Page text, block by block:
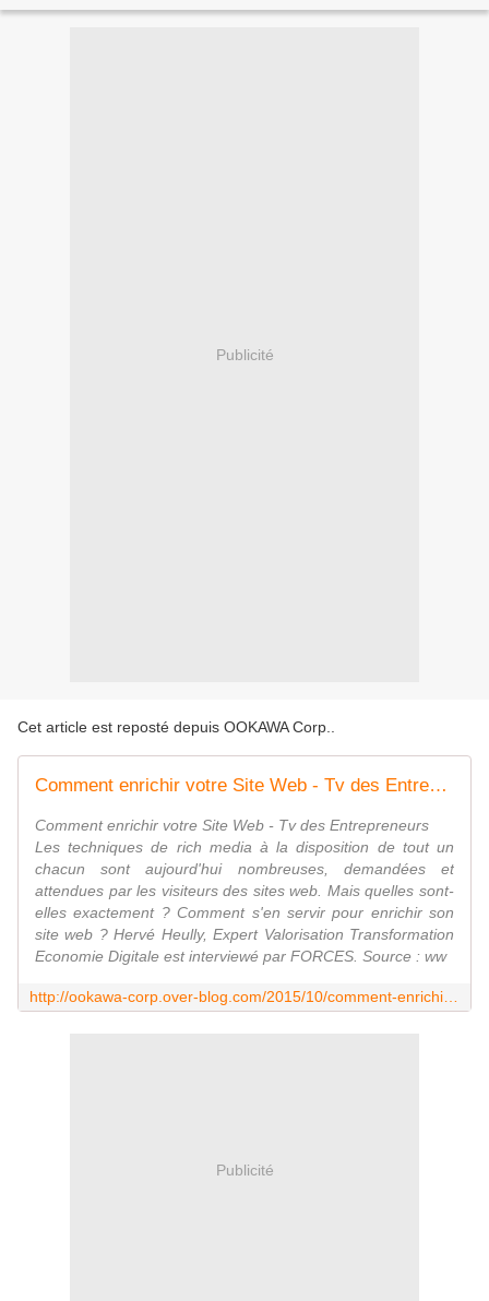
Publicité
Cet article est reposté depuis OOKAWA Corp.
Comment enrichir votre Site Web - Tv des Entrepreneurs par Hervé Heully
Comment enrichir votre Site Web - Tv des Entrepreneurs
Les techniques de rich media à la disposition de tout un
chacun sont aujourd'hui nombreuses, demandées et
attendues par les visiteurs des sites web. Mais quelles sont-
elles exactement ? Comment s'en servir pour enrichir son
site web ? Hervé Heully, Expert Valorisation Transformation
Economie Digitale est interviewé par FORCES. Source : ww
Publicité